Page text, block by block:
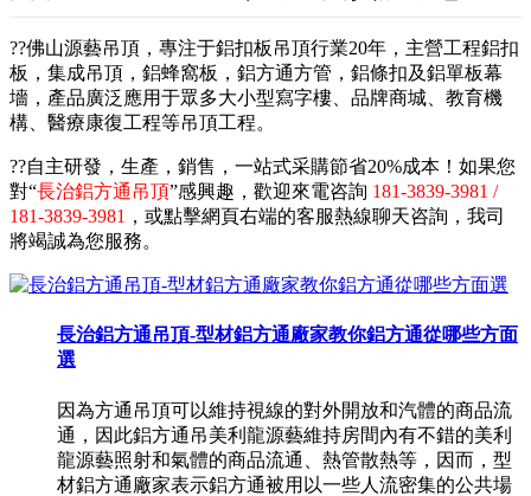
??佛山源藝吊頂，專注于鋁扣板吊頂行業20年，主營工程鋁扣
板，集成吊頂，鋁蜂窩板，鋁方通方管，鋁條扣及鋁單板幕
墻，產品廣泛應用于眾多大小型寫字樓、品牌商城、教育機
構、醫療康復工程等吊頂工程。
??自主研發，生產，銷售，一站式采購節省20%成本！如果您
對“長治鋁方通吊頂”感興趣，歡迎來電咨詢 181-3839-3981 /
181-3839-3981 ，或點擊網頁右端的客服熱線聊天咨詢，我司
將竭誠為您服務。
長治鋁方通吊頂-型材鋁方通廠家教你鋁方通從哪些方面
選
因為方通吊頂可以維持視線的對外開放和汽體的商品流
通，因此鋁方通吊美利龍源藝維持房間內有不錯的美利
龍源藝照射和氣體的商品流通、熱管散熱等，因而，型
材鋁方通廠家表示鋁方通被用以一些人流密集的公共場